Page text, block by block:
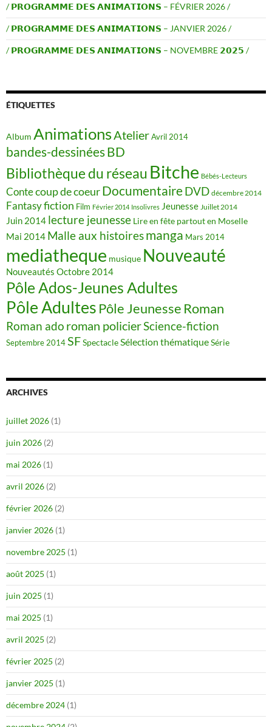
/ 𝗣𝗥𝗢𝗚𝗥𝗔𝗠𝗠𝗘 𝗗𝗘𝗦 𝗔𝗡𝗜𝗠𝗔𝗧𝗜𝗢𝗡𝗦 – FÉVRIER 2026 /
/ 𝗣𝗥𝗢𝗚𝗥𝗔𝗠𝗠𝗘 𝗗𝗘𝗦 𝗔𝗡𝗜𝗠𝗔𝗧𝗜𝗢𝗡𝗦 – JANVIER 2026 /
/ 𝗣𝗥𝗢𝗚𝗥𝗔𝗠𝗠𝗘 𝗗𝗘𝗦 𝗔𝗡𝗜𝗠𝗔𝗧𝗜𝗢𝗡𝗦 – NOVEMBRE 𝟮𝟬𝟮𝟱 /
ÉTIQUETTES
Album AnimationsAtelierAvril 2014
bandes-dessinéesBD
Bibliothèque du réseau Bitche Bébés-Lecteurs
Contecoup de coeurDocumentaireDVD décembre 2014
Fantasyfiction Film Février 2014 Insolivres Jeunesse Juillet 2014
Juin 2014 lecture jeunesse Lire en fête partout en Moselle
Mai 2014 Malle aux histoiresmanga Mars 2014
mediatheque musique Nouveauté
Nouveautés Octobre 2014
Pôle Ados-Jeunes Adultes
Pôle Adultes Pôle Jeunesse Roman
Roman ado roman policierScience-fiction
Septembre 2014SFSpectacleSélection thématiqueSérie
ARCHIVES
juillet 2026 (1)
juin 2026 (2)
mai 2026 (1)
avril 2026 (2)
février 2026 (2)
janvier 2026 (1)
novembre 2025 (1)
août 2025 (1)
juin 2025 (1)
mai 2025 (1)
avril 2025 (2)
février 2025 (2)
janvier 2025 (1)
décembre 2024 (1)